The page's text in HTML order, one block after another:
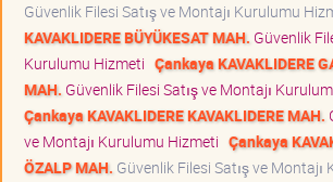
Güvenlik Filesi Satış ve Montajı Kurulumu
KAVAKLIDERE BÜYÜKESAT MAH. Güvenlik
Kurulumu Hizmeti Çankaya KAVAKLIDERE
MAH. Güvenlik Filesi Satış ve Montajı
Çankaya KAVAKLIDERE KAVAKLIDERE MAH.
ve Montajı Kurulumu Hizmeti Çankaya
ÖZALP MAH. Güvenlik Filesi Satış ve